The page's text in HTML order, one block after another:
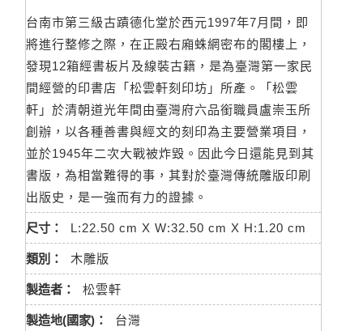
台南市第三級古蹟德化堂於西元1997年7月間，即
將進行整修之際，在正殿右廂蛛網密布的閣樓上，
發現12箱經書板片及線裝古籍，是為臺灣第一家民
間經營的印書店「松雲軒刻印坊」所產。「松雲
軒」於清朝道光年間由臺灣府六品銜職員盧崇玉所
創辦，以各種善書與經文的刻印為主要營業項目，
並於1945年二次大戰被炸毀。因此今日還能見到其
書版，為相當難得的事，其對於臺灣傳統雕版印刷
出版史，是一強而有力的證據。
尺寸： L:22.50 cm X W:32.50 cm X H:1.20 cm
類別： 木雕版
製造者： 松雲軒
製造地(國家)： 台灣